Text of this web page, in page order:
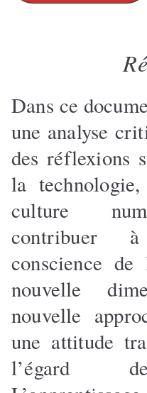
Dans ce
une analyse
des réflexions
la
culture
contribuer
conscience de
nouvelle
nouvelle
une attitude
l’égard